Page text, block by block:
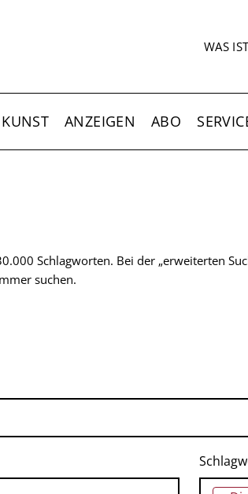
WAS
KUNST ANZEIGEN ABO
Schlagworten. Bei der „erweiterten
suchen.